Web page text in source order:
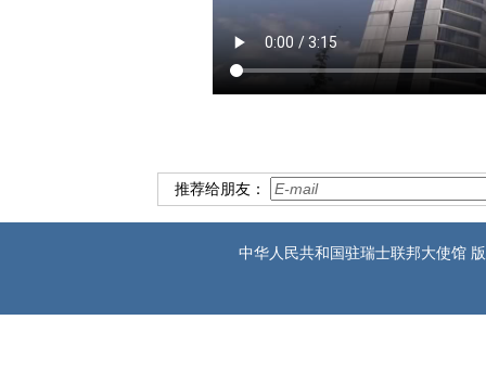
推荐给朋友：
中华人民共和国驻瑞士联邦大使馆